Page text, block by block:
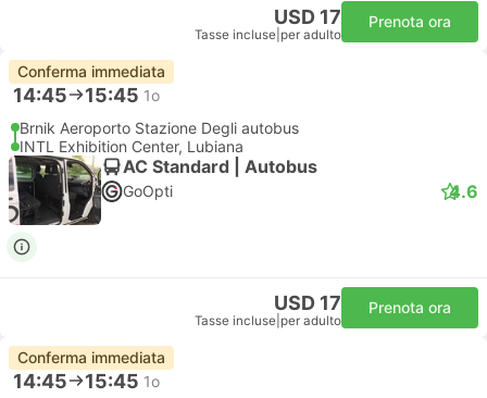
USD 17
Tasse incluse per adulto
Prenota ora
Conferma immediata
14:45 15:45 1o
Brnik Aeroporto Stazione Degli autobus
INTL Exhibition Center, Lubiana
AC Standard | Autobus
GoOpti 4.6
USD 17
Tasse incluse per adulto
Prenota ora
Conferma immediata
14:45 15:45 1o